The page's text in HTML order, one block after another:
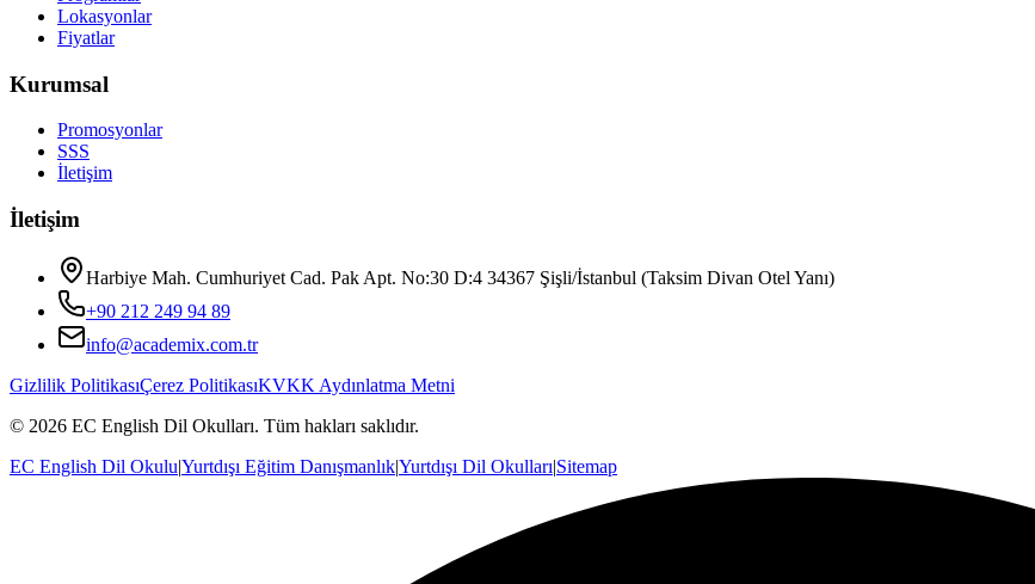
Lokasyonlar
Fiyatlar
Kurumsal
Promosyonlar
SSS
İletişim
İletişim
Harbiye Mah. Cumhuriyet Cad. Pak Apt. No:30 D:4 34367 Şişli/İstanbul (Taksim Divan Otel Yanı)
+90 212 249 94 89
info@academix.com.tr
Gizlilik PolitikasıÇerez PolitikasıKVKK Aydınlatma Metni
© 2026 EC English Dil Okulları. Tüm hakları saklıdır.
EC English Dil Okulu|Yurtdışı Eğitim Danışmanlık|Yurtdışı Dil Okulları|Sitemap